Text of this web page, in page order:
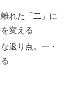
れた「二」に
変える
返り点。一・